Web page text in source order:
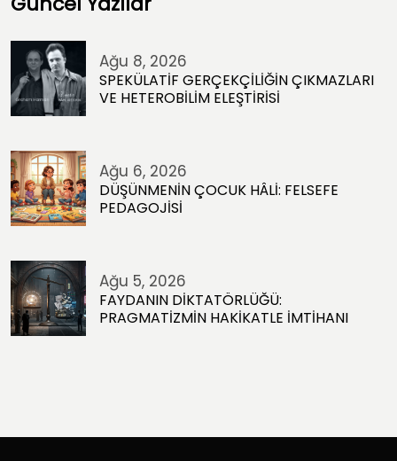
Ağu 8, 2026
SPEKÜLATİF GERÇEKÇİLİĞİN ÇIKMAZLARI
VE HETEROBİLİM ELEŞTİRİSİ
Ağu 6, 2026
DÜŞÜNMENİN ÇOCUK HÂLİ: FELSEFE
PEDAGOJİSİ
Ağu 5, 2026
FAYDANIN DİKTATÖRLÜĞÜ:
PRAGMATİZMİN HAKİKATLE İMTİHANI